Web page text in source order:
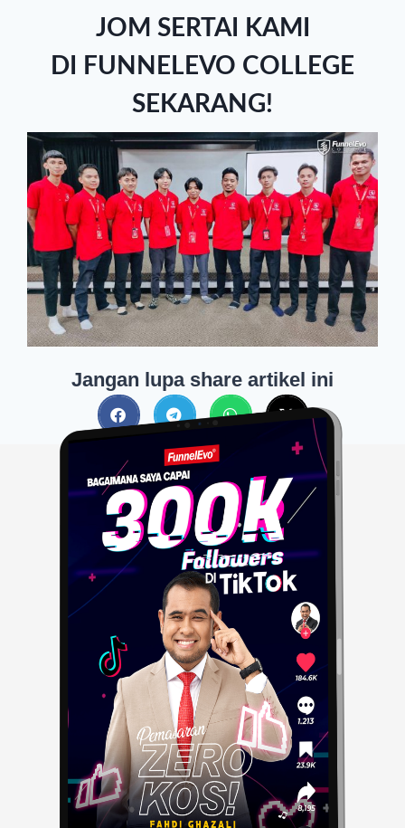
JOM SERTAI KAMI
DI FUNNELEVO COLLEGE
SEKARANG!
Jangan lupa share artikel ini